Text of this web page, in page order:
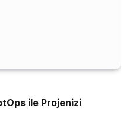
ile Projenizi